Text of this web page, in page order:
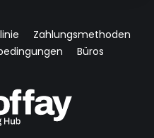
Zahlungsmethoden
Büros